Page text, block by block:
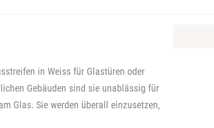
in Weiss für Glastüren oder
Gebäuden sind sie unablässig für
Glas. Sie werden überall einzusetzen,